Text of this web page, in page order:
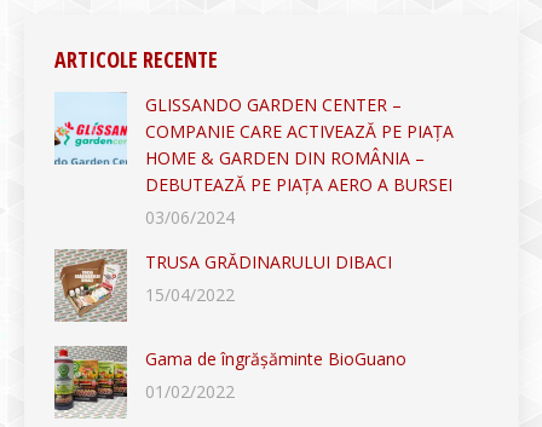
ARTICOLE RECENTE
GLISSANDO GARDEN CENTER –
COMPANIE CARE ACTIVEAZĂ PE PIAȚA
HOME & GARDEN DIN ROMÂNIA –
DEBUTEAZĂ PE PIAȚA AERO A BURSEI
03/06/2024
TRUSA GRĂDINARULUI DIBACI
15/04/2022
Gama de îngrășăminte BioGuano
01/02/2022